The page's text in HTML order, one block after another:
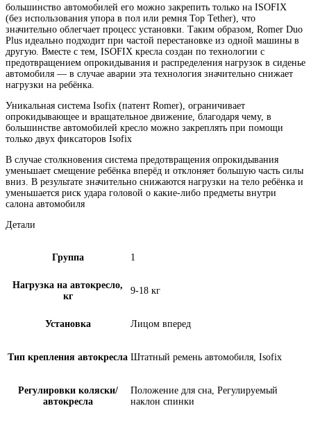
большинство автомобилей его можно закрепить только на ISOFIX
(без использования упора в пол или ремня Top Tether), что
значительно облегчает процесс установки. Таким образом, Romer Duo
Plus идеально подходит при частой перестановке из одной машины в
другую. Вместе с тем, ISOFIX кресла создан по технологии c
предотвращением опрокидывания и распределения нагрузок в сиденье
автомобиля — в случае аварии эта технология значительно снижает
нагрузки на ребёнка.
Уникальная система Isofix (патент Romer), ограничивает
опрокидывающее и вращательное движение, благодаря чему, в
большинстве автомобилей кресло можно закреплять при помощи
только двух фиксаторов Isofix
В случае столкновения система предотвращения опрокидывания
уменьшает смещение ребёнка вперёд и отклоняет большую часть силы
вниз. В результате значительно снижаются нагрузки на тело ребёнка и
уменьшается риск удара головой о какие-либо предметы внутри
салона автомобиля
Детали
Группа 1
Нагрузка на автокресло,
кг
9-18 кг
Установка Лицом вперед
Тип крепления автокресла Штатный ремень автомобиля, Isofix
Регулировки коляски/
автокресла
Положение для сна, Регулируемый
наклон спинки